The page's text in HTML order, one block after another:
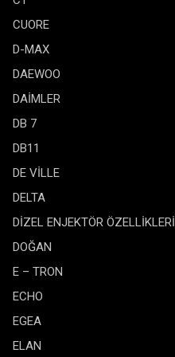
CUORE
D-MAX
DAEWOO
DAİMLER
DB 7
DB11
DE VİLLE
DELTA
DİZEL ENJEKTÖR ÖZELLİKLERİ
DOĞAN
E – TRON
ECHO
EGEA
ELAN